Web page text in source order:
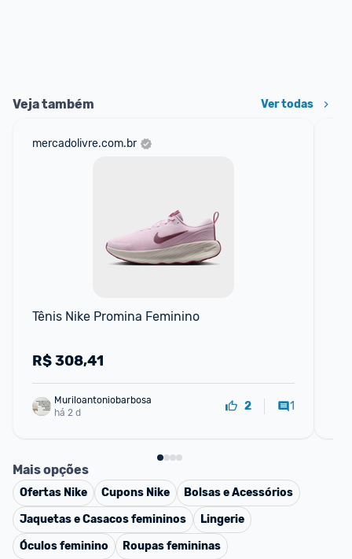
Veja também Ver todas
mercadolivre.com.br
Tênis Nike Promina Feminino
R$308,41
Muriloantoniobarbosa
há 2 d
2 1
Mais opções
Ofertas Nike Cupons Nike
Bolsas e Acessórios
Jaquetas e Casacos femininos
Lingerie
Óculos feminino
Roupas femininas